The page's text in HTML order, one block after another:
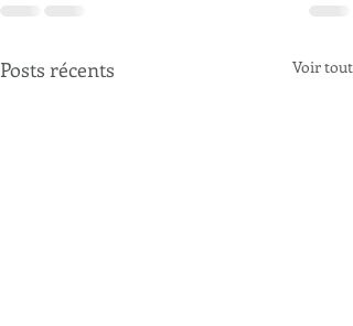
Posts récents Voir tout